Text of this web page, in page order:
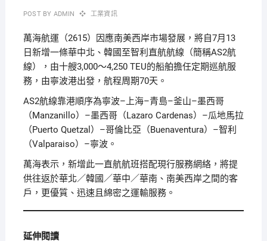
POST BY ADMIN 工業資訊
萬海航運（2615）因應南美西岸市場發展，將自7月13
日新增一條華中北、韓國至智利直航航線（簡稱AS2航
線），由十艘3,000～4,250 TEU的船舶擔任定期巡航服
務，由寧波港出發，航程周期70天。
AS2航線靠港順序為寧波–上海–青島–釜山–墨西哥
（Manzanillo）–墨西哥（Lazaro Cardenas）–瓜地馬拉
（Puerto Quetzal）–哥倫比亞（Buenaventura）–智利
（Valparaiso）–寧波。
萬海表示，新增此一直航航班搭配現行服務網絡，將提
供往返於華北／韓國／華中／華南、南美西岸之間的客
戶，更優質、迅速且綿密之運輸服務。
延伸閱讀